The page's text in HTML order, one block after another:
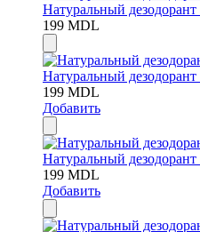
Натуральный
199 MDL
Натуральный
199 MDL
Добавить
Натуральный
199 MDL
Добавить